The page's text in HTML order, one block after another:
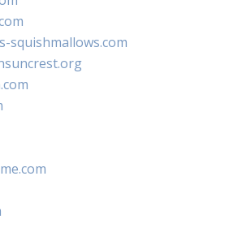
squishmallows.com